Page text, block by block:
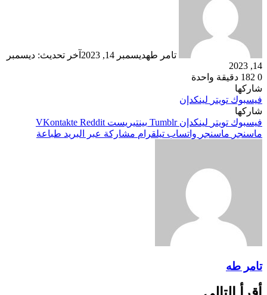
تامر طهديسمبر 14, 2023
آخر تحديث: ديسمبر
14, 2023
0
دقيقة واحدة
شاركها
فيسبوك تويتر لينكدإن
شاركها
فيسبوك تويتر لينكدإن بينتيريست
ماسنجر ماسنجر واتساب تيلقرام مشاركة عبر البريد طباعة
تامر طه